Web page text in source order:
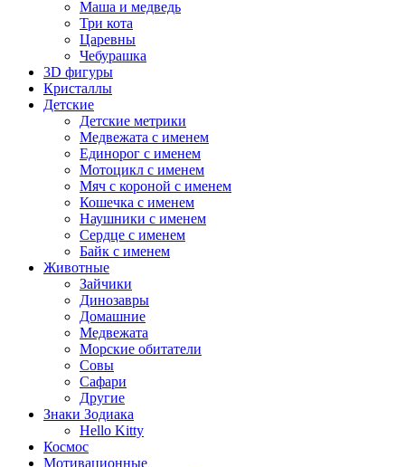
Маша и медведь
Три кота
Царевны
Чебурашка
3D фигуры
Кристаллы
Детские
Детские метрики
Медвежата с именем
Единорог с именем
Мотоцикл с именем
Мяч с короной с именем
Кошечка с именем
Наушники с именем
Сердце с именем
Байк с именем
Животные
Зайчики
Динозавры
Домашние
Медвежата
Морские обитатели
Совы
Сафари
Другие
Знаки Зодиака
Hello Kitty
Космос
Мотивационные